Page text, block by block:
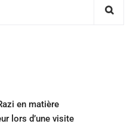
en matière
lors d’une visite